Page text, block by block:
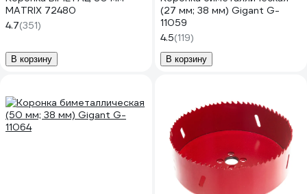
MATRIX 72480
4.7(351)
В корзину
(27 мм; 38 мм) Gigant G-
11059
4.5(119)
В корзину